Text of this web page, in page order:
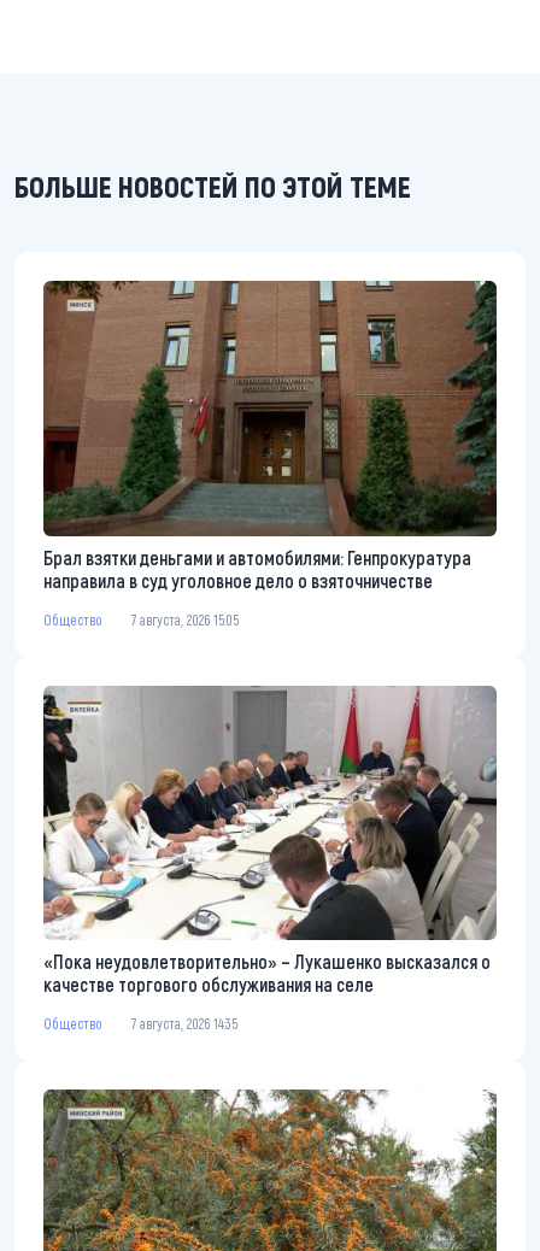
БОЛЬШЕ НОВОСТЕЙ ПО ЭТОЙ ТЕМЕ
Брал взятки деньгами и автомобилями: Генпрокуратура
направила в суд уголовное дело о взяточничестве
Общество 7 августа, 2026 15:05
«Пока неудовлетворительно» – Лукашенко высказался о
качестве торгового обслуживания на селе
Общество 7 августа, 2026 14:35